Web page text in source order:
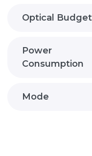
Optical Budget
Power
Consumption
Mode